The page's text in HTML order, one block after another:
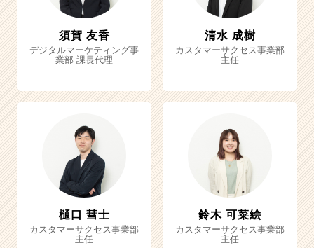
須賀 友香
デジタルマーケティング事
業部 課長代理
清水 成樹
カスタマーサクセス事業部
主任
樋口 彗士
カスタマーサクセス事業部
主任
鈴木 可菜絵
カスタマーサクセス事業部
主任